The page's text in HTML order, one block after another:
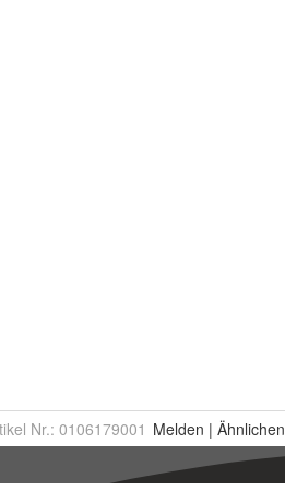
Nr.: 0106179001 Melden | Ähnlichen